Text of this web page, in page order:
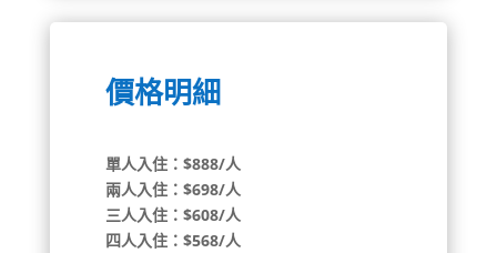
價格明細
單人入住：$888/人
兩人入住：$698/人
三人入住：$608/人
四人入住：$568/人